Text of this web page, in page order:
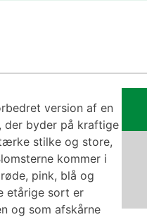
version af en
der byder på kraftige
stilke og store,
kommer i
pink, blå og
etårige sort er
og som afskårne